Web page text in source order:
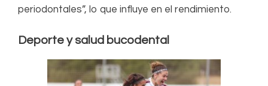
periodontales”, lo que influye en el rendimiento.
Deporte y salud bucodental